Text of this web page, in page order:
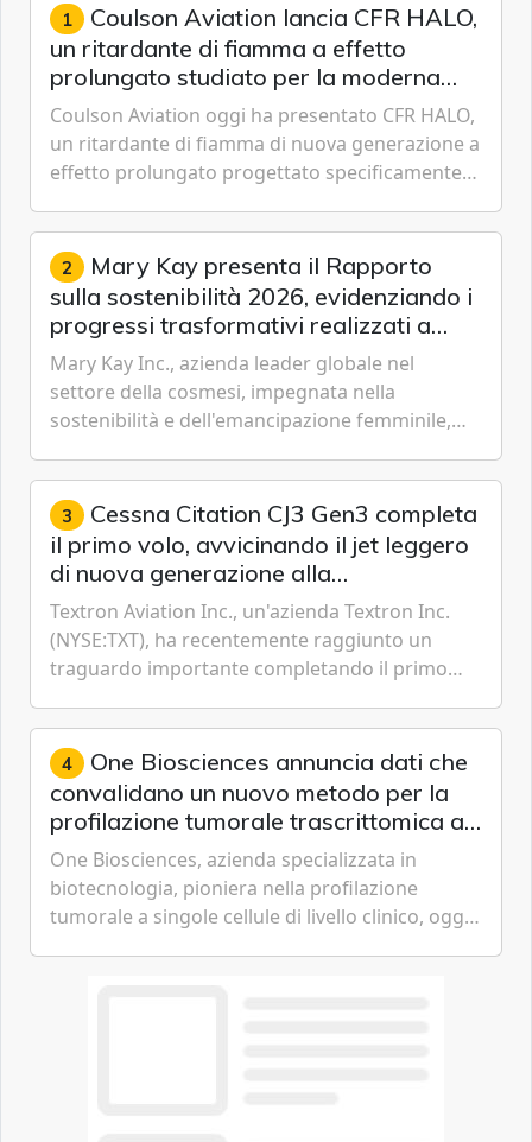
1 Coulson Aviation lancia CFR HALO,
un ritardante di fiamma a effetto
prolungato studiato per la moderna
lotta aerea contro gli incendi
Coulson Aviation oggi ha presentato CFR HALO,
un ritardante di fiamma di nuova generazione a
effetto prolungato progettato specificamente
missioni an...
2 Mary Kay presenta il Rapporto
sulla sostenibilità 2026, evidenziando i
progressi trasformativi realizzati a
livello globale nelle sfere sociale,
economica e ambientale
Mary Kay Inc., azienda leader globale nel
settore della cosmesi, impegnata nella
sostenibilità e dell'emancipazione femminile,
sostenibilità 2026, una panora...
3 Cessna Citation CJ3 Gen3 completa
il primo volo, avvicinando il jet leggero
di nuova generazione alla
certificazione
Textron Aviation Inc., un'azienda Textron Inc.
(NYSE:TXT), ha recentemente raggiunto un
traguardo importante completando il primo
Gen3, avvicinando i...
4 One Biosciences annuncia dati che
convalidano un nuovo metodo per la
profilazione tumorale trascrittomica a
singole cellule da campioni istologici
One Biosciences, azienda specializzata in
biotecnologia, pioniera nella profilazione
tumorale a singole cellule di livello clinico, oggi